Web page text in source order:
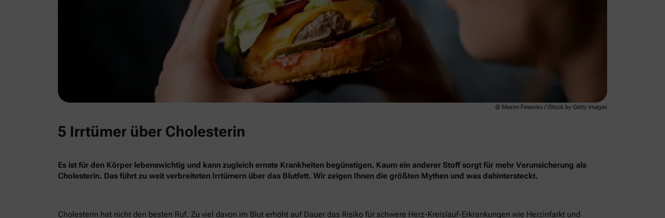
© Maxim Fesenko / iStock by Getty Images
5 Irrtümer über Cholesterin
Es ist für den Körper lebenswichtig und kann zugleich ernste Krankheiten begünstigen. Kaum ein anderer Stoff sorgt für mehr Verunsicherung als
Cholesterin. Das führt zu weit verbreiteten Irrtümern über das Blutfett. Wir zeigen Ihnen die größten Mythen und was dahintersteckt.
Cholesterin hat nicht den besten Ruf. Zu viel davon im Blut erhöht auf Dauer das Risiko für schwere Herz-Kreislauf-Erkrankungen wie Herzinfarkt und